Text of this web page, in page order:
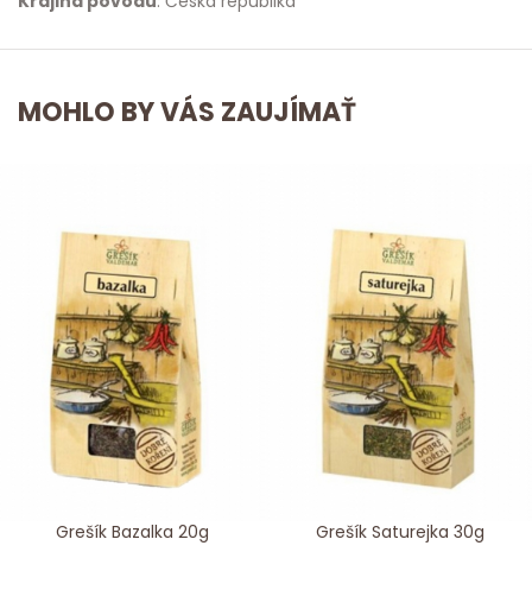
MOHLO BY VÁS ZAUJÍMAŤ
Grešík Bazalka 20g Grešík Saturejka 30g